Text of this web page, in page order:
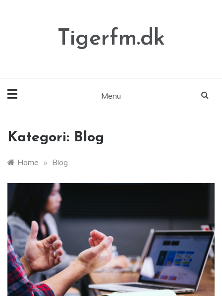
Tigerfm.dk
Menu
Kategori: Blog
Home » Blog